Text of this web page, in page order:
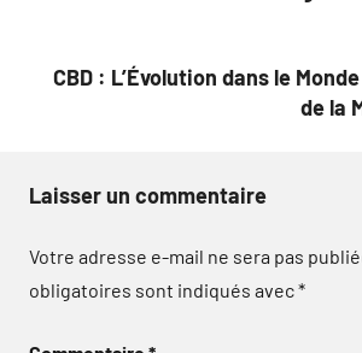
l’article
CBD : L’Évolution dans le
de la
Laisser un commentaire
Votre adresse e-mail ne sera pas
obligatoires sont indiqués avec*